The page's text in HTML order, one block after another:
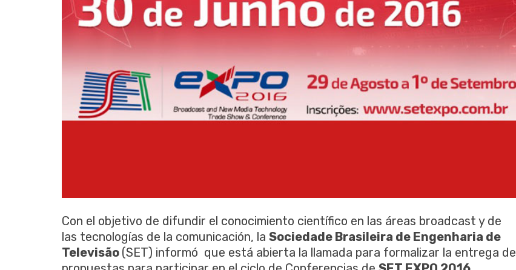
Con el objetivo de difundir el conocimiento científico en las áreas broadcast y de
las tecnologías de la comunicación, la Sociedade Brasileira de Engenharia de
Televisão (SET) informó que está abierta la llamada para formalizar la entrega de